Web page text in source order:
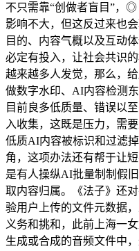
不只需靠“创做者盲目”，
影响不大，但这反过来也
目的、内容气概以及互动
必定有投入，让社会共识
越来越多人发觉，那么，
做数字水印、AI内容检测
目前良多低质量、错误以
入收集，这既是压力，需
低质AI内容被标识和过滤
角，这项办法还有帮于让
是有人操纵AI批量制制假
取内容归属。《法子》还
验用户上传的文件元数据
义务和挑和，此前上海一
生成或合成的音频文件中